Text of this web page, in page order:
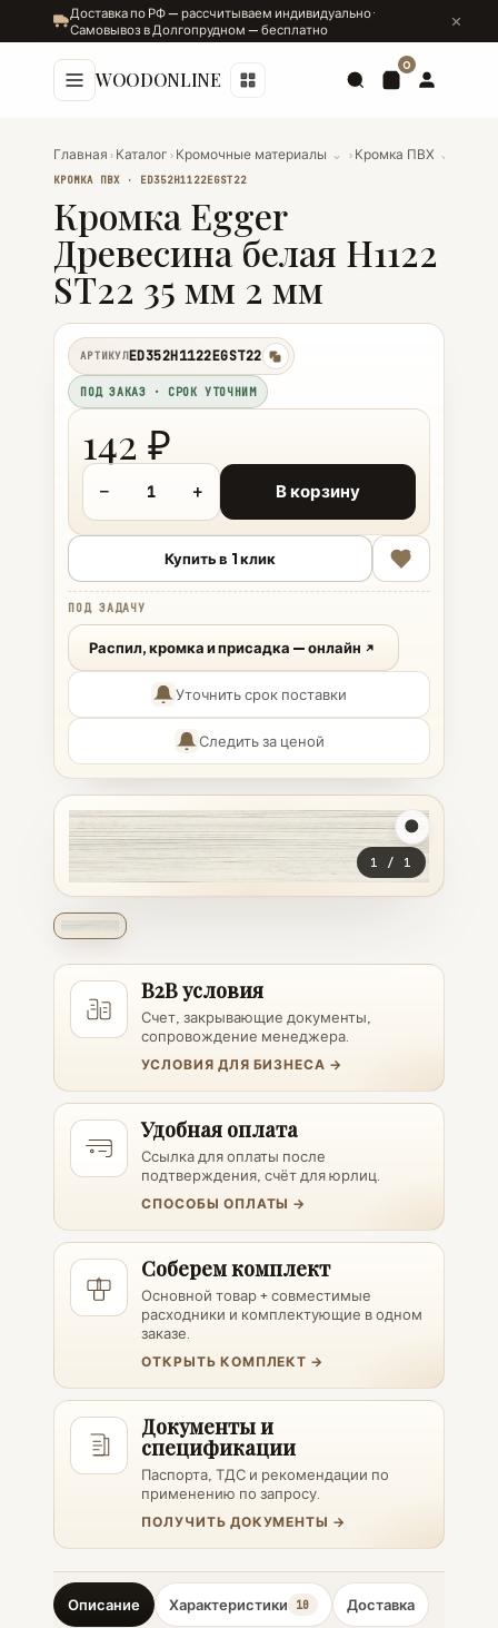
Доставка по РФ — рассчитываем индивидуально ·
Самовывоз в Долгопрудном — бесплатно
WOODONLINE
0
Главная › Каталог › Кромочные материалы ⌄ › Кромка ПВХ ⌄
КРОМКА ПВХ · ED352H1122EGST22
Кромка Egger
Древесина белая H1122
ST22 35 мм 2 мм
1 / 1
АРТИКУЛED352H1122EGST22
копировать
ПОД ЗАКАЗ · СРОК УТОЧНИМ
142 ₽
− + В корзину
Купить в 1 клик
ПОД ЗАДАЧУ
Распил, кромка и присадка — онлайн
Уточнить срок поставки
Следить за ценой
B2B условия
Счет, закрывающие документы,
сопровождение менеджера.
УСЛОВИЯ ДЛЯ БИЗНЕСА →
Удобная оплата
Ссылка для оплаты после
подтверждения, счёт для юрлиц.
СПОСОБЫ ОПЛАТЫ →
Соберем комплект
Основной товар + совместимые
расходники и комплектующие в одном
заказе.
ОТКРЫТЬ КОМПЛЕКТ →
Документы и
спецификации
Паспорта, ТДС и рекомендации по
применению по запросу.
ПОЛУЧИТЬ ДОКУМЕНТЫ →
Описание Характеристики 10 Доставка